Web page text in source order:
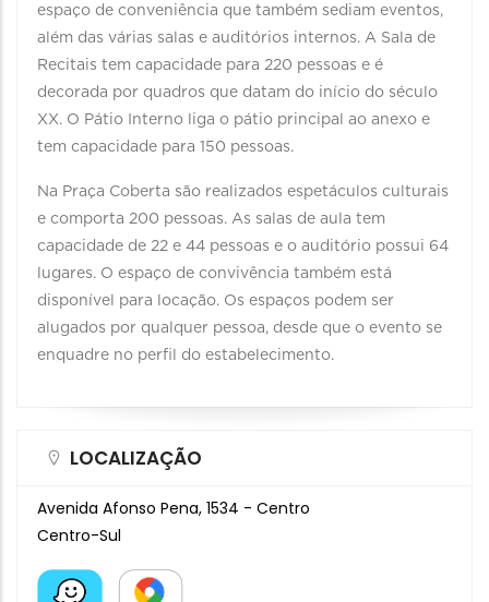
espaço de conveniência que também sediam eventos,
além das várias salas e auditórios internos. A Sala de
Recitais tem capacidade para 220 pessoas e é
decorada por quadros que datam do início do século
XX. O Pátio Interno liga o pátio principal ao anexo e
tem capacidade para 150 pessoas.
Na Praça Coberta são realizados espetáculos culturais
e comporta 200 pessoas. As salas de aula tem
capacidade de 22 e 44 pessoas e o auditório possui 64
lugares. O espaço de convivência também está
disponível para locação. Os espaços podem ser
alugados por qualquer pessoa, desde que o evento se
enquadre no perfil do estabelecimento.
LOCALIZAÇÃO
Avenida Afonso Pena, 1534 - Centro
Centro-Sul